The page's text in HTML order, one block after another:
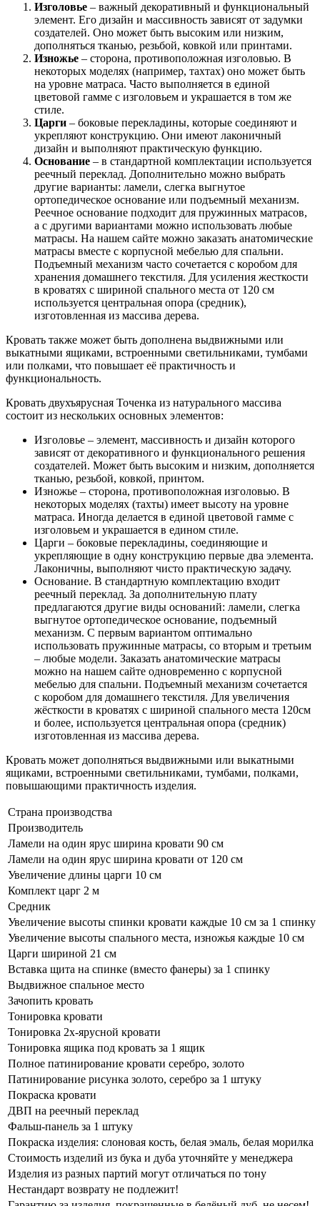
Изголовье – важный декоративный и функциональный
элемент. Его дизайн и массивность зависят от задумки
создателей. Оно может быть высоким или низким,
дополняться тканью, резьбой, ковкой или принтами.
Изножье – сторона, противоположная изголовью. В
некоторых моделях (например, тахтах) оно может быть
на уровне матраса. Часто выполняется в единой
цветовой гамме с изголовьем и украшается в том же
стиле.
Царги – боковые перекладины, которые соединяют и
укрепляют конструкцию. Они имеют лаконичный
дизайн и выполняют практическую функцию.
Основание – в стандартной комплектации используется
реечный переклад. Дополнительно можно выбрать
другие варианты: ламели, слегка выгнутое
ортопедическое основание или подъемный механизм.
Реечное основание подходит для пружинных матрасов,
а с другими вариантами можно использовать любые
матрасы. На нашем сайте можно заказать анатомические
матрасы вместе с корпусной мебелью для спальни.
Подъемный механизм часто сочетается с коробом для
хранения домашнего текстиля. Для усиления жесткости
в кроватях с шириной спального места от 120 см
используется центральная опора (средник),
изготовленная из массива дерева.
Кровать также может быть дополнена выдвижными или
выкатными ящиками, встроенными светильниками, тумбами
или полками, что повышает её практичность и
функциональность.
Кровать двухъярусная Точенка из натурального массива
состоит из нескольких основных элементов:
Изголовье – элемент, массивность и дизайн которого
зависят от декоративного и функционального решения
создателей. Может быть высоким и низким, дополняется
тканью, резьбой, ковкой, принтом.
Изножье – сторона, противоположная изголовью. В
некоторых моделях (тахты) имеет высоту на уровне
матраса. Иногда делается в единой цветовой гамме с
изголовьем и украшается в едином стиле.
Царги – боковые перекладины, соединяющие и
укрепляющие в одну конструкцию первые два элемента.
Лаконичны, выполняют чисто практическую задачу.
Основание. В стандартную комплектацию входит
реечный переклад. За дополнительную плату
предлагаются другие виды оснований: ламели, слегка
выгнутое ортопедическое основание, подъемный
механизм. С первым вариантом оптимально
использовать пружинные матрасы, со вторым и третьим
– любые модели. Заказать анатомические матрасы
можно на нашем сайте одновременно с корпусной
мебелью для спальни. Подъемный механизм сочетается
с коробом для домашнего текстиля. Для увеличения
жёсткости в кроватях с шириной спального места 120см
и более, используется центральная опора (средник)
изготовленная из массива дерева.
Кровать может дополняться выдвижными или выкатными
ящиками, встроенными светильниками, тумбами, полками,
повышающими практичность изделия.
Страна производства
Производитель
Ламели на один ярус ширина кровати 90 см
Ламели на один ярус ширина кровати от 120 см
Увеличение длины царги 10 см
Комплект царг 2 м
Средник
Увеличение высоты спинки кровати каждые 10 см за 1 спинку
Увеличение высоты спального места, изножья каждые 10 см
Царги шириной 21 см
Вставка щита на спинке (вместо фанеры) за 1 спинку
Выдвижное спальное место
Зачопить кровать
Тонировка кровати
Тонировка 2х-ярусной кровати
Тонировка ящика под кровать за 1 ящик
Полное патинирование кровати серебро, золото
Патинирование рисунка золото, серебро за 1 штуку
Покраска кровати
ДВП на реечный переклад
Фальш-панель за 1 штуку
Покраска изделия: слоновая кость, белая эмаль, белая морилка
Стоимость изделий из бука и дуба уточняйте у менеджера
Изделия из разных партий могут отличаться по тону
Нестандарт возврату не подлежит!